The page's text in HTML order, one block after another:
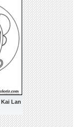
Lan